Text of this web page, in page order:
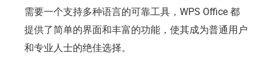
需要一个支持多种语言的可靠工具，WPS Office 都
提供了简单的界面和丰富的功能，使其成为普通用户
和专业人士的绝佳选择。